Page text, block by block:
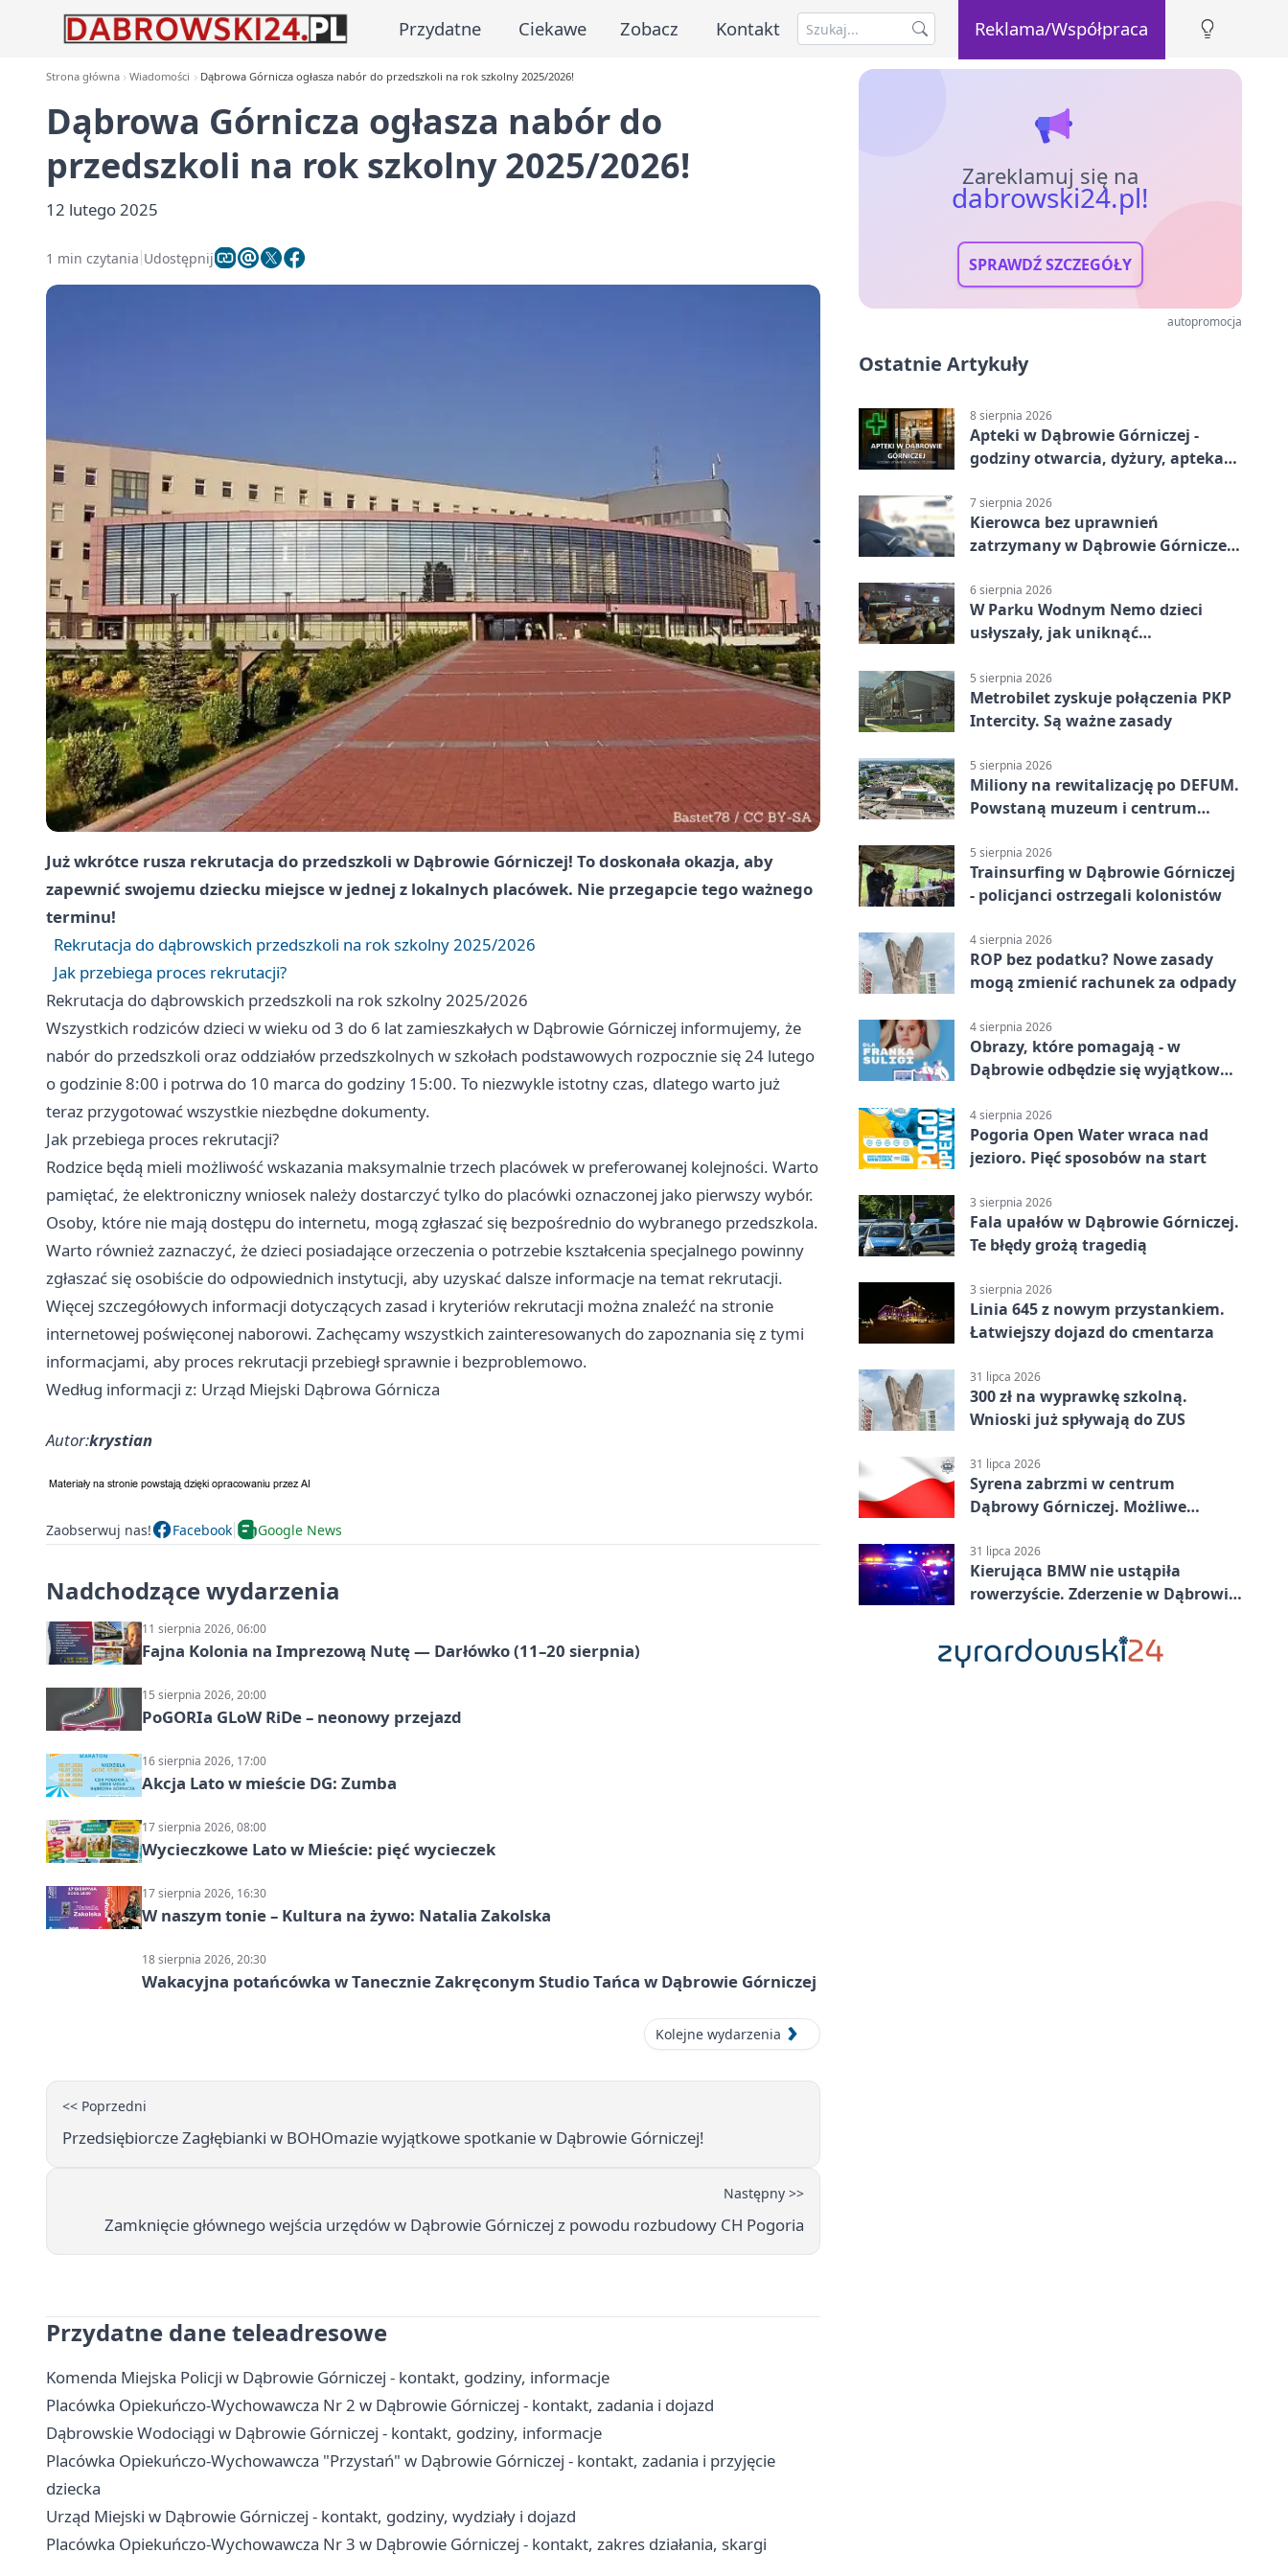
Przydatne Ciekawe Zobacz Kontakt Reklama/Współpraca
Strona główna Wiadomości Dąbrowa Górnicza ogłasza nabór do przedszkoli na rok szkolny 2025/2026!
Dąbrowa Górnicza ogłasza nabór do
przedszkoli na rok szkolny 2025/2026!
12 lutego 2025
1 min czytania Udostępnij
Już wkrótce rusza rekrutacja do przedszkoli w Dąbrowie Górniczej! To doskonała okazja, aby
zapewnić swojemu dziecku miejsce w jednej z lokalnych placówek. Nie przegapcie tego ważnego
terminu!
Rekrutacja do dąbrowskich przedszkoli na rok szkolny 2025/2026
Jak przebiega proces rekrutacji?
Rekrutacja do dąbrowskich przedszkoli na rok szkolny 2025/2026
Wszystkich rodziców dzieci w wieku od 3 do 6 lat zamieszkałych w Dąbrowie Górniczej informujemy, że
nabór do przedszkoli oraz oddziałów przedszkolnych w szkołach podstawowych rozpocznie się 24 lutego
o godzinie 8:00 i potrwa do 10 marca do godziny 15:00. To niezwykle istotny czas, dlatego warto już
teraz przygotować wszystkie niezbędne dokumenty.
Jak przebiega proces rekrutacji?
Rodzice będą mieli możliwość wskazania maksymalnie trzech placówek w preferowanej kolejności. Warto
pamiętać, że elektroniczny wniosek należy dostarczyć tylko do placówki oznaczonej jako pierwszy wybór.
Osoby, które nie mają dostępu do internetu, mogą zgłaszać się bezpośrednio do wybranego przedszkola.
Warto również zaznaczyć, że dzieci posiadające orzeczenia o potrzebie kształcenia specjalnego powinny
zgłaszać się osobiście do odpowiednich instytucji, aby uzyskać dalsze informacje na temat rekrutacji.
Więcej szczegółowych informacji dotyczących zasad i kryteriów rekrutacji można znaleźć na stronie
internetowej poświęconej naborowi. Zachęcamy wszystkich zainteresowanych do zapoznania się z tymi
informacjami, aby proces rekrutacji przebiegł sprawnie i bezproblemowo.
Według informacji z: Urząd Miejski Dąbrowa Górnicza
Autor:krystian
Zaobserwuj nas! Facebook Google News
Nadchodzące wydarzenia
11 sierpnia 2026, 06:00
Fajna Kolonia na Imprezową Nutę — Darłówko (11–20 sierpnia)
15 sierpnia 2026, 20:00
PoGORIa GLoW RiDe – neonowy przejazd
16 sierpnia 2026, 17:00
Akcja Lato w mieście DG: Zumba
17 sierpnia 2026, 08:00
Wycieczkowe Lato w Mieście: pięć wycieczek
17 sierpnia 2026, 16:30
W naszym tonie – Kultura na żywo: Natalia Zakolska
18 sierpnia 2026, 20:30
Wakacyjna potańcówka w Tanecznie Zakręconym Studio Tańca w Dąbrowie Górniczej
Kolejne wydarzenia
<< Poprzedni
Przedsiębiorcze Zagłębianki w BOHOmazie wyjątkowe spotkanie w Dąbrowie Górniczej!
Następny >>
Zamknięcie głównego wejścia urzędów w Dąbrowie Górniczej z powodu rozbudowy CH Pogoria
Przydatne dane teleadresowe
Komenda Miejska Policji w Dąbrowie Górniczej - kontakt, godziny, informacje
Placówka Opiekuńczo-Wychowawcza Nr 2 w Dąbrowie Górniczej - kontakt, zadania i dojazd
Dąbrowskie Wodociągi w Dąbrowie Górniczej - kontakt, godziny, informacje
Placówka Opiekuńczo-Wychowawcza "Przystań" w Dąbrowie Górniczej - kontakt, zadania i przyjęcie
dziecka
Urząd Miejski w Dąbrowie Górniczej - kontakt, godziny, wydziały i dojazd
Placówka Opiekuńczo-Wychowawcza Nr 3 w Dąbrowie Górniczej - kontakt, zakres działania, skargi
Zareklamuj się na
dabrowski24.pl!
SPRAWDŹ SZCZEGÓŁY
autopromocja
Ostatnie Artykuły
8 sierpnia 2026
Apteki w Dąbrowie Górniczej -
godziny otwarcia, dyżury, apteka
7 sierpnia 2026
Kierowca bez uprawnień
zatrzymany w Dąbrowie Górniczej.
6 sierpnia 2026
W Parku Wodnym Nemo dzieci
usłyszały, jak uniknąć
5 sierpnia 2026
Metrobilet zyskuje połączenia PKP
Intercity. Są ważne zasady
5 sierpnia 2026
Miliony na rewitalizację po DEFUM.
Powstaną muzeum i centrum
5 sierpnia 2026
Trainsurfing w Dąbrowie Górniczej
- policjanci ostrzegali kolonistów
4 sierpnia 2026
ROP bez podatku? Nowe zasady
mogą zmienić rachunek za odpady
4 sierpnia 2026
Obrazy, które pomagają - w
Dąbrowie odbędzie się wyjątkowa
4 sierpnia 2026
Pogoria Open Water wraca nad
jezioro. Pięć sposobów na start
3 sierpnia 2026
Fala upałów w Dąbrowie Górniczej.
Te błędy grożą tragedią
3 sierpnia 2026
Linia 645 z nowym przystankiem.
Łatwiejszy dojazd do cmentarza
31 lipca 2026
300 zł na wyprawkę szkolną.
Wnioski już spływają do ZUS
31 lipca 2026
Syrena zabrzmi w centrum
Dąbrowy Górniczej. Możliwe
31 lipca 2026
Kierująca BMW nie ustąpiła
rowerzyście. Zderzenie w Dąbrowie